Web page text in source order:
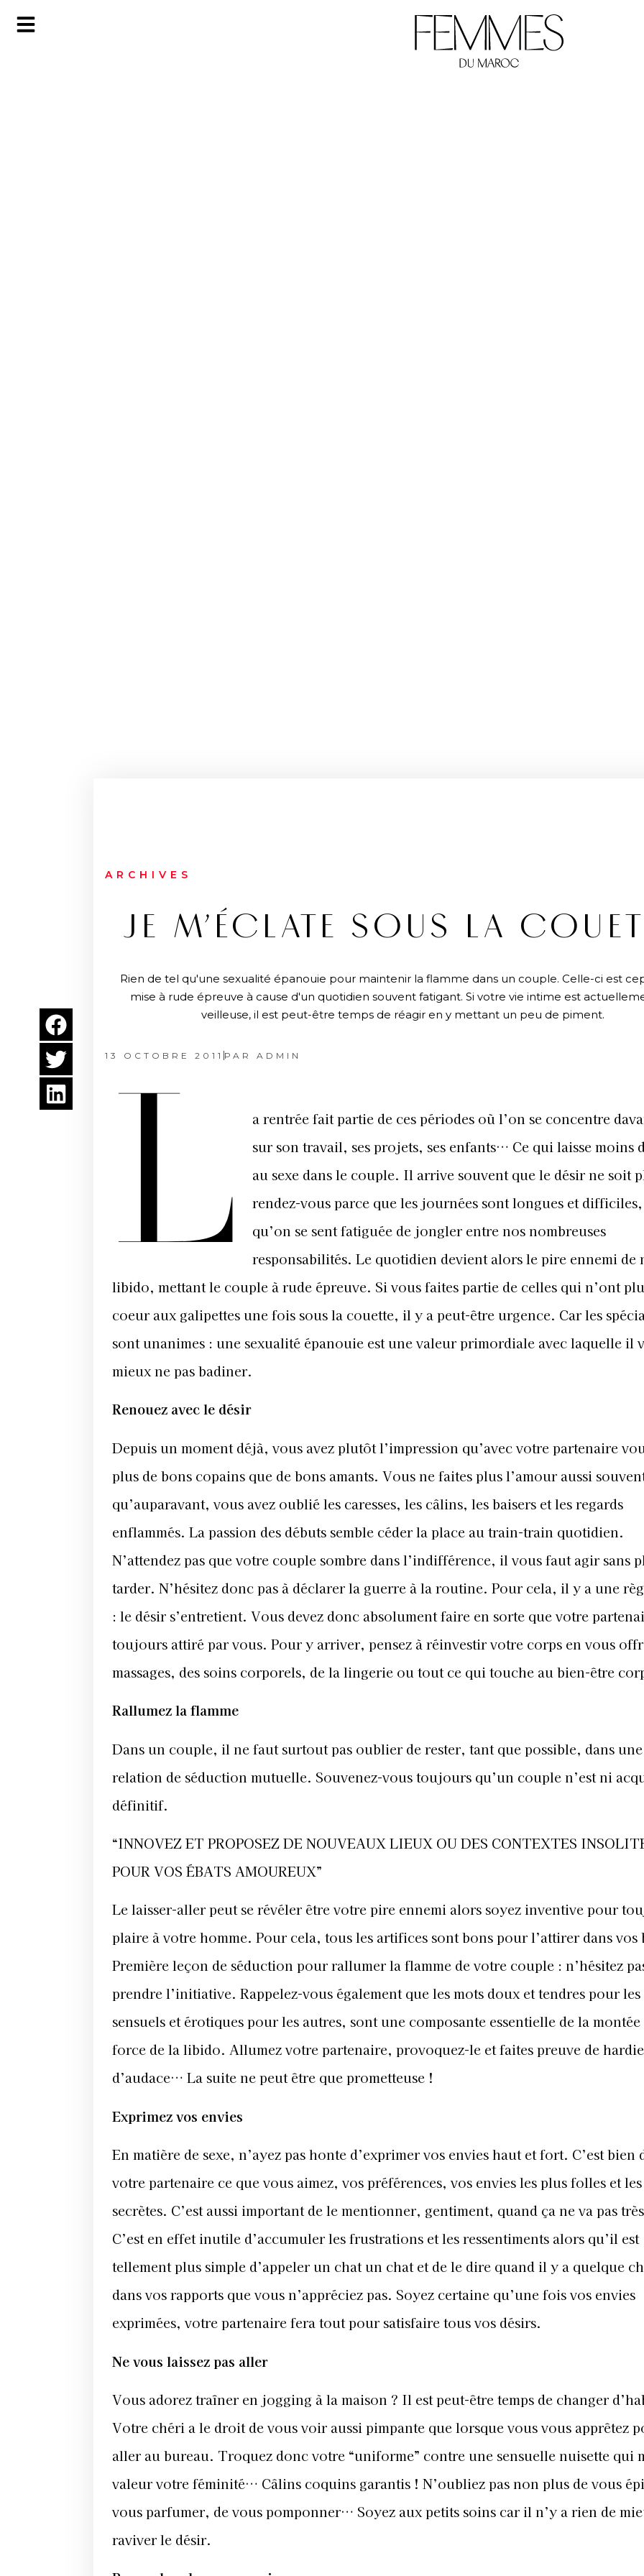
ARCHIVES
JE M’ÉCLATE SOUS LA
Rien de tel qu'une sexualité épanouie pour maintenir la flamme dans un couple. Celle-ci est
mise à rude épreuve à cause d'un quotidien souvent fatigant. Si votre vie intime est
veilleuse, il est peut-être temps de réagir en y mettant un peu de piment.
13 OCTOBRE 2011 PAR ADMIN
L
a rentrée fait partie de ces périodes où l’on se concentre
sur son travail, ses projets, ses enfants… Ce qui laisse moins
au sexe dans le couple. Il arrive souvent que le désir ne soit
rendez-vous parce que les journées sont longues et
qu’on se sent fatiguée de jongler entre nos nombreuses
responsabilités. Le quotidien devient alors le pire ennemi de
libido, mettant le couple à rude épreuve. Si vous faites partie de celles qui n’ont
coeur aux galipettes une fois sous la couette, il y a peut-être urgence. Car les
sont unanimes : une sexualité épanouie est une valeur primordiale avec laquelle il
mieux ne pas badiner.
Renouez avec le désir
Depuis un moment déjà, vous avez plutôt l’impression qu’avec votre partenaire
plus de bons copains que de bons amants. Vous ne faites plus l’amour aussi
qu’auparavant, vous avez oublié les caresses, les câlins, les baisers et les regards
enflammés. La passion des débuts semble céder la place au train-train quotidien.
N’attendez pas que votre couple sombre dans l’indifférence, il vous faut agir sans
tarder. N’hésitez donc pas à déclarer la guerre à la routine. Pour cela, il y a une
: le désir s’entretient. Vous devez donc absolument faire en sorte que votre
toujours attiré par vous. Pour y arriver, pensez à réinvestir votre corps en vous
massages, des soins corporels, de la lingerie ou tout ce qui touche au bien-être
Rallumez la flamme
Dans un couple, il ne faut surtout pas oublier de rester, tant que possible, dans une
relation de séduction mutuelle. Souvenez-vous toujours qu’un couple n’est ni
définitif.
“INNOVEZ ET PROPOSEZ DE NOUVEAUX LIEUX OU DES CONTEXTES
POUR VOS ÉBATS AMOUREUX”
Le laisser-aller peut se révéler être votre pire ennemi alors soyez inventive pour
plaire à votre homme. Pour cela, tous les artifices sont bons pour l’attirer dans vos
Première leçon de séduction pour rallumer la flamme de votre couple : n’hésitez
prendre l’initiative. Rappelez-vous également que les mots doux et tendres pour
sensuels et érotiques pour les autres, sont une composante essentielle de la montée
force de la libido. Allumez votre partenaire, provoquez-le et faites preuve de
d’audace… La suite ne peut être que prometteuse !
Exprimez vos envies
En matière de sexe, n’ayez pas honte d’exprimer vos envies haut et fort. C’est bien
votre partenaire ce que vous aimez, vos préférences, vos envies les plus folles et
secrètes. C’est aussi important de le mentionner, gentiment, quand ça ne va pas
C’est en effet inutile d’accumuler les frustrations et les ressentiments alors qu’il est
tellement plus simple d’appeler un chat un chat et de le dire quand il y a quelque
dans vos rapports que vous n’appréciez pas. Soyez certaine qu’une fois vos envies
exprimées, votre partenaire fera tout pour satisfaire tous vos désirs.
Ne vous laissez pas aller
Vous adorez traîner en jogging à la maison ? Il est peut-être temps de changer
Votre chéri a le droit de vous voir aussi pimpante que lorsque vous vous apprêtez
aller au bureau. Troquez donc votre “uniforme” contre une sensuelle nuisette qui
valeur votre féminité… Câlins coquins garantis ! N’oubliez pas non plus de vous
vous parfumer, de vous pomponner… Soyez aux petits soins car il n’y a rien de
raviver le désir.